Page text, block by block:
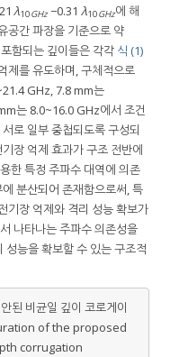
λ10GHz−0.31 λ10GHz에 해
공간 파장을 기준으로 약
함되는 깊이들은 각각 식 (1)
제를 유도하며, 구체적으로
GHz, 7.8 mm는
는 8.0~16.0 GHz에서 조건
로 일부 중첩되도록 구성되
장 억제 효과가 구조 전반에
한 특정 주파수 대역에 의존
분산되어 존재함으로써, 특
기장 억제와 격리 성능 확보가
나타나는 주파수 의존성을
능을 확보할 수 있는 구조적
된 비균일 깊이 코로게이
of the proposed
corrugation